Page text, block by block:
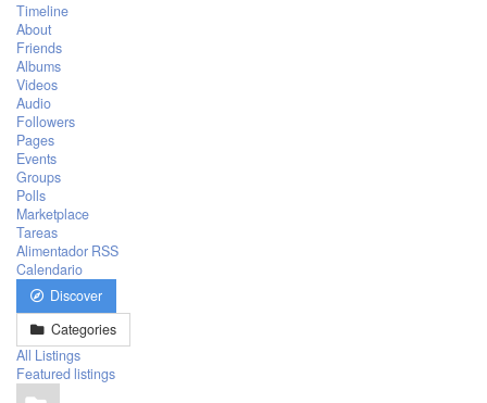
Timeline
About
Friends
Albums
Videos
Audio
Followers
Pages
Events
Groups
Polls
Marketplace
Tareas
Alimentador RSS
Calendario
Discover
Categories
All Listings
Featured listings